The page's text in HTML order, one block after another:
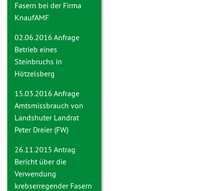
Fasern bei der Firma
KnaufAMF
02.06.2016 Anfrage
Betrieb eines
Steinbruchs in
Hötzelsberg
15.03.2016 Anfrage
Amtsmissbrauch von
Landshuter Landrat
Peter Dreier (FW)
26.11.2015 Antrag
Bericht über die
Verwendung
krebserregender Fasern